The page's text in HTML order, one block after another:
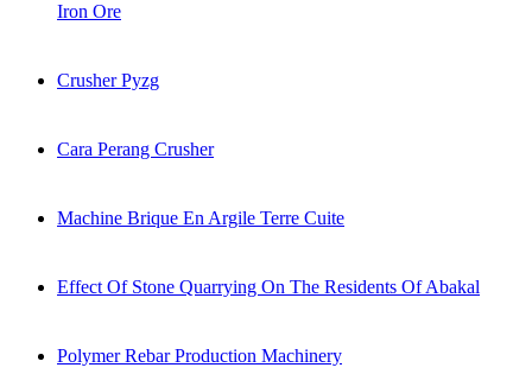
Iron Ore
Crusher Pyzg
Cara Perang Crusher
Machine Brique En Argile Terre Cuite
Effect Of Stone Quarrying On The Residents Of Abakal
Polymer Rebar Production Machinery